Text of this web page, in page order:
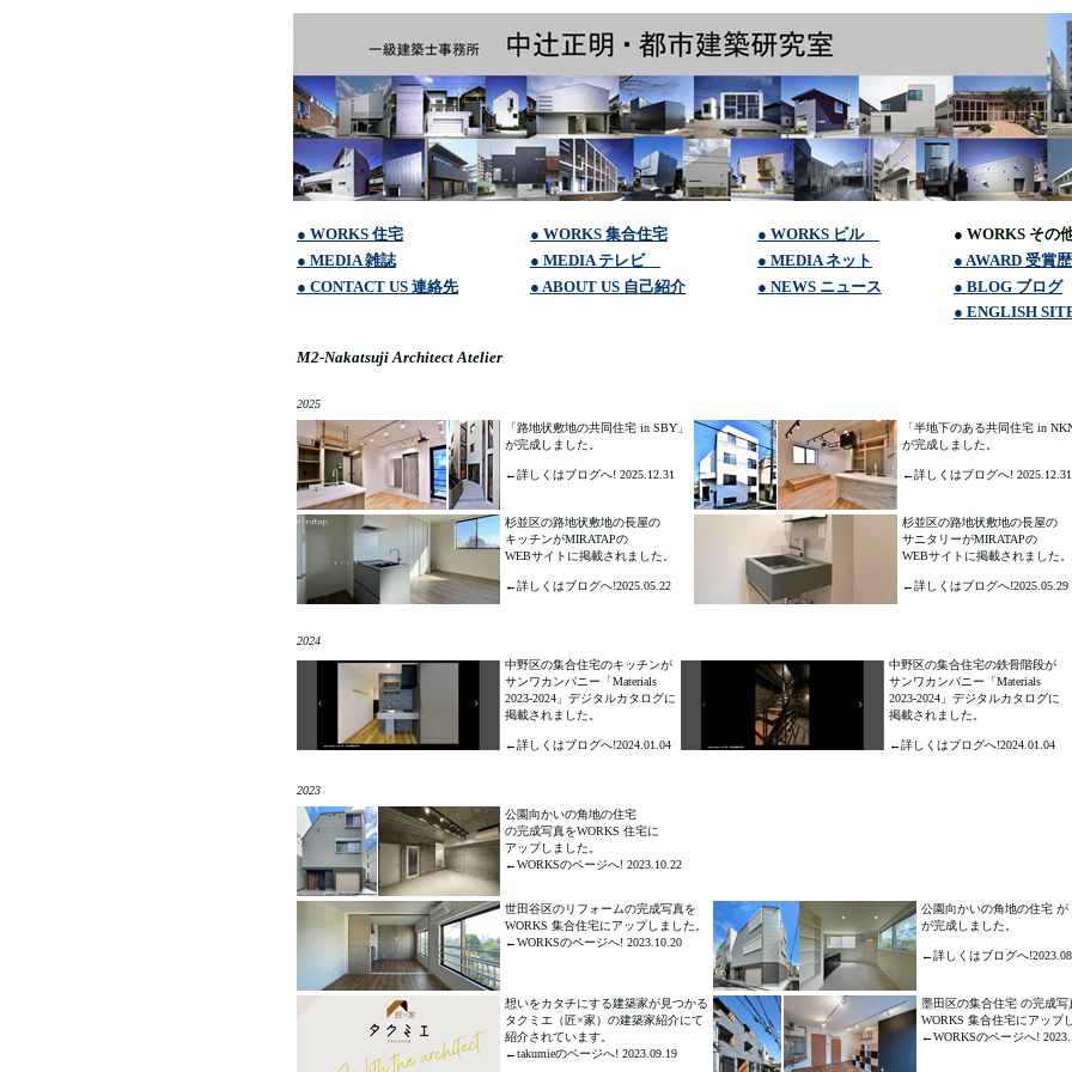
● WORKS 住宅 ● WORKS 集合住宅 ● WORKS ビル
● WORKS その
● MEDIA 雑誌
● MEDIA テレビ ● MEDIA ネット
● AWARD 受賞歴
● CONTACT US 連絡先
● ABOUT US 自己紹介 ● NEWS ニュース
● BLOG ブログ
● ENGLISH
M2-Nakatsuji Architect Atelier
2025
「路地状敷地の共同住宅 in SBY」
が完成しました。
←詳しくはブログへ! 2025.12.31
「半地下のある共同住宅 in NKN
が完成しました。
←詳しくはブログへ! 2025.12.31
杉並区の路地状敷地の長屋の
キッチンがMIRATAPの
WEBサイトに掲載されました。
←詳しくはブログへ!2025.05.22
杉並区の路地状敷地の長屋の
サニタリーがMIRATAPの
WEBサイトに掲載されました。
←詳しくはブログへ!2025.05.29
2024
中野区の集合住宅のキッチンが
サンワカンパニー「Materials
2023-2024」デジタルカタログに
掲載されました。
←詳しくはブログへ!2024.01.04
中野区の集合住宅の鉄骨階段が
サンワカンパニー「Materials
2023-2024」デジタルカタログに
掲載されました。
←詳しくはブログへ!2024.01.04
2023
公園向かいの角地の住宅
の完成写真をWORKS 住宅に
アップしました。
←WORKSのページへ! 2023.10.22
世田谷区のリフォームの完成写真を
WORKS 集合住宅にアップしました。
←WORKSのページへ! 2023.10.20
公園向かいの角地の住宅 が
が完成しました。
←詳しくはブログへ
想いをカタチにする建築家が見つかる
タクミエ（匠×家）の建築家紹介にて
紹介されています。
←takumieのページへ! 2023.09.19
墨田区の集合住宅 の完成写
WORKS 集合住宅にアップ
←WORKSのページへ!